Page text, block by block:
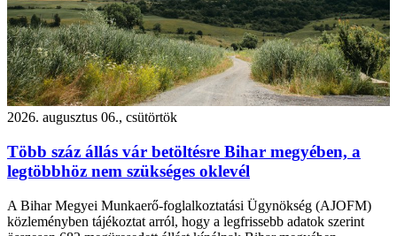
2026. augusztus 06., csütörtök
Több száz állás vár betöltésre Bihar megyében, a
legtöbbhöz nem szükséges oklevél
A Bihar Megyei Munkaerő-foglalkoztatási Ügynökség (AJOFM)
közleményben tájékoztat arról, hogy a legfrissebb adatok szerint